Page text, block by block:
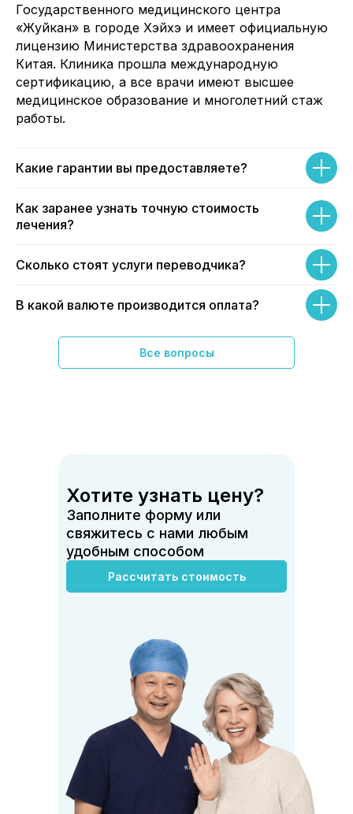
Государственного медицинского центра
«Жуйкан» в городе Хэйхэ и имеет официальную
лицензию Министерства здравоохранения
Китая. Клиника прошла международную
сертификацию, а все врачи имеют высшее
медицинское образование и многолетний стаж
работы.
Какие гарантии вы предоставляете?
Как заранее узнать точную стоимость
лечения?
Сколько стоят услуги переводчика?
В какой валюте производится оплата?
Как добраться до Хэйхэ?
Что входит в стоимость тура?
Как записаться на приём?
Все вопросы
Хотите узнать цену?
Заполните форму или
свяжитесь с нами любым
удобным способом
Рассчитать стоимость